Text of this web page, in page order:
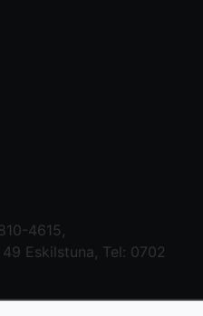
4615,
Eskilstuna, Tel: 0702